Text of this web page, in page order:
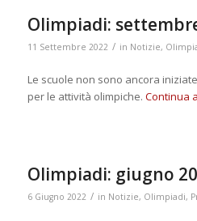
Olimpiadi:
11 Settembre 2022 / in Notizie,
Le scuole non sono ancora
per le attività olimpiche. Continua
Olimpiadi: giugno
6 Giugno 2022 / in Notizie, Olimpiadi,